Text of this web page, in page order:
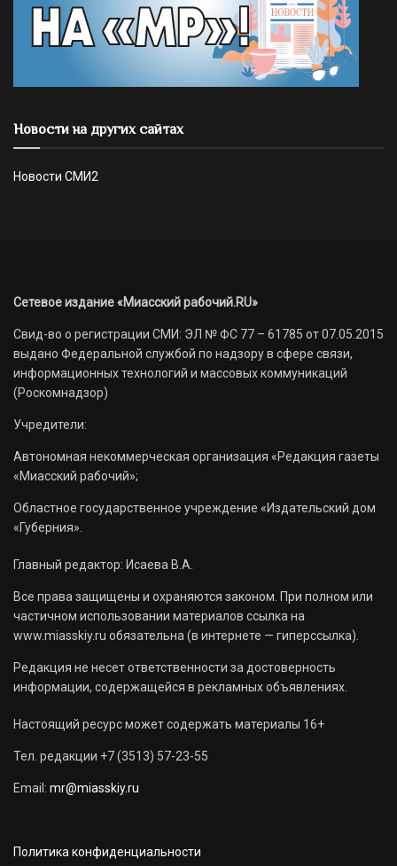
Новости на других сайтах
Новости СМИ2
Сетевое издание «Миасский рабочий.RU»
Свид-во о регистрации СМИ: ЭЛ № ФС 77 – 61785 от 07.05.2015
выдано Федеральной службой по надзору в сфере связи,
информационных технологий и массовых коммуникаций
(Роскомнадзор)
Учредители:
Автономная некоммерческая организация «Редакция газеты
«Миасский рабочий»;
Областное государственное учреждение «Издательский дом
«Губерния».
Главный редактор: Исаева В.А.
Все права защищены и охраняются законом. При полном или
частичном использовании материалов ссылка на
www.miasskiy.ru обязательна (в интернете — гиперссылка).
Редакция не несет ответственности за достоверность
информации, содержащейся в рекламных объявлениях.
Настоящий ресурс может содержать материалы 16+
Тел. редакции +7 (3513) 57-23-55
Email: mr@miasskiy.ru
Политика конфиденциальности